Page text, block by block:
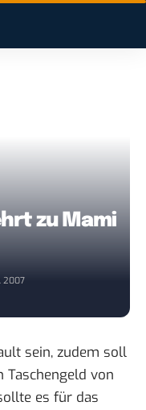
zu Mami
2007
sein, zudem soll
Taschengeld von
es für das